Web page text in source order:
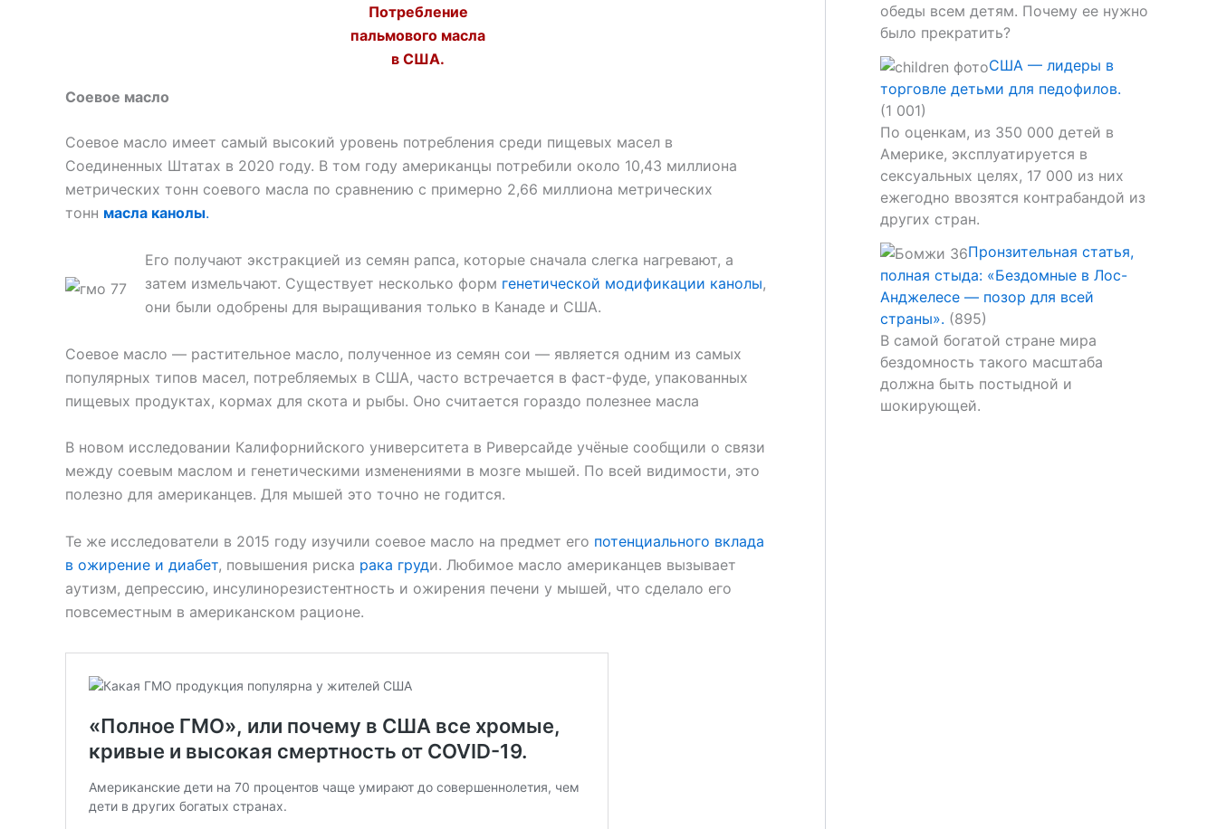
Потребление
пальмового масла
в США.
Соевое масло
Соевое масло имеет самый высокий уровень потребления среди пищевых масел в
Соединенных Штатах в 2020 году. В том году американцы потребили около 10,43 миллиона
метрических тонн соевого масла по сравнению с примерно 2,66 миллиона метрических
тонн масла канолы.
Его получают экстракцией из семян рапса, которые сначала слегка нагревают, а
затем измельчают. Существует несколько форм генетической модификации канолы,
они были одобрены для выращивания только в Канаде и США.
Соевое масло — растительное масло, полученное из семян сои — является одним из самых
популярных типов масел, потребляемых в США, часто встречается в фаст-фуде, упакованных
пищевых продуктах, ​​кормах для скота и рыбы. Оно считается гораздо полезнее масла
В новом исследовании Калифорнийского университета в Риверсайде учёные сообщили о связи
между соевым маслом и генетическими изменениями в мозге мышей. По всей видимости, это
полезно для американцев. Для мышей это точно не годится.
Те же исследователи в 2015 году изучили соевое масло на предмет его потенциального вклада
в ожирение и диабет, повышения риска рака груди. Любимое масло американцев вызывает
аутизм, депрессию, инсулинорезистентность и ожирения печени у мышей, что сделало его
повсеместным в американском рационе.
обеды всем детям. Почему ее нужно
было прекратить?
США — лидеры в
торговле детьми для педофилов.
(1 001)
По оценкам, из 350 000 детей в
Америке, эксплуатируется в
сексуальных целях, 17 000 из них
ежегодно ввозятся контрабандой из
других стран.
Пронзительная статья,
полная стыда: «Бездомные в Лос-
Анджелесе — позор для всей
страны». (895)
В самой богатой стране мира
бездомность такого масштаба
должна быть постыдной и
шокирующей.